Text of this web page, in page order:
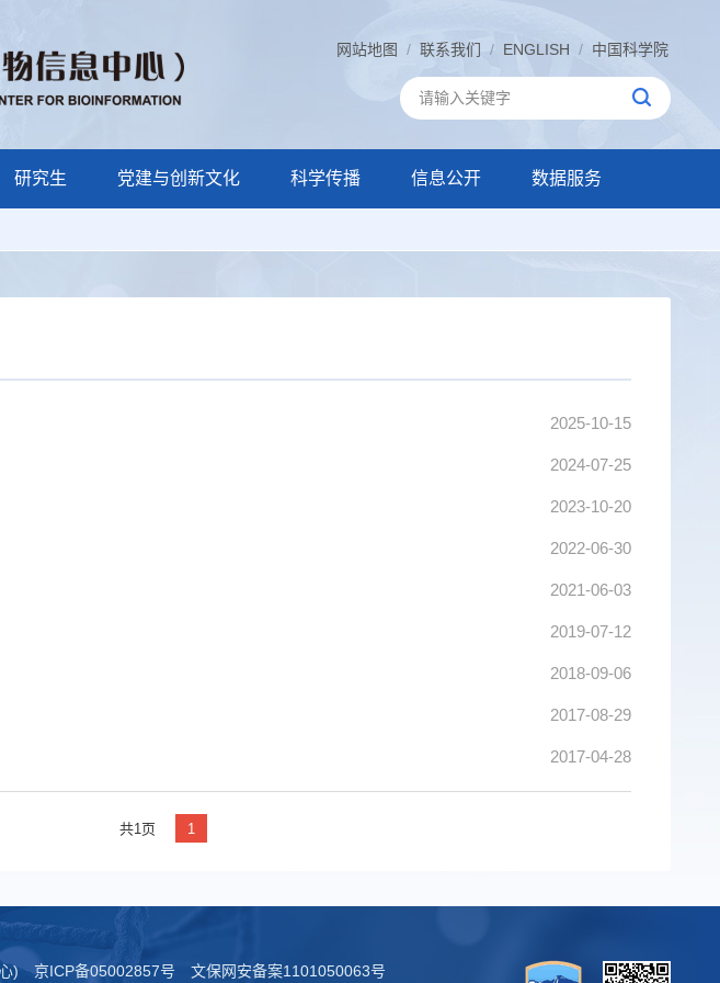
网站地图 / 联系我们 / ENGLISH / 中国科学院
研究生 党建与创新文化 科学传播 信息公开 数据服务
2025-10-15
2024-07-25
2023-10-20
2022-06-30
2021-06-03
2019-07-12
2018-09-06
2017-08-29
2017-04-28
共1页 1
心)京ICP备05002857号 文保网安备案1101050063号